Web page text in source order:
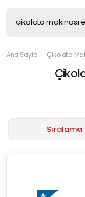
Ana Sayfa Çikolata
Sıralama